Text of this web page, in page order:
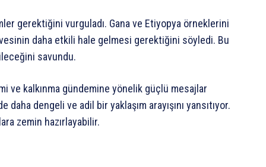
gerektiğini vurguladı. Gana ve Etiyopya örneklerini
daha etkili hale gelmesi gerektiğini söyledi. Bu
savundu.
ve kalkınma gündemine yönelik güçlü mesajlar
dengeli ve adil bir yaklaşım arayışını yansıtıyor.
zemin hazırlayabilir.